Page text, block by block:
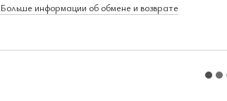
Больше информации об обмене и возврате